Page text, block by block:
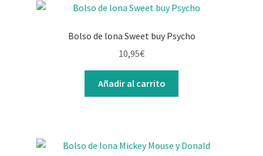
Bolso de lona Sweet buy Psycho
10,95€
Añadir al carrito